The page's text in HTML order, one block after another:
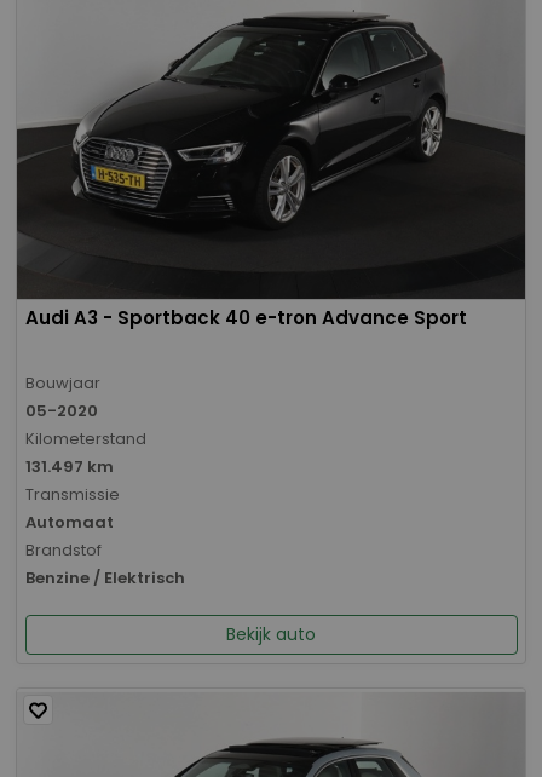
Audi A3 - Sportback 40 e-tron Advance Sport
Bouwjaar
05-2020
Kilometerstand
131.497 km
Transmissie
Automaat
Brandstof
Benzine / Elektrisch
Bekijk auto